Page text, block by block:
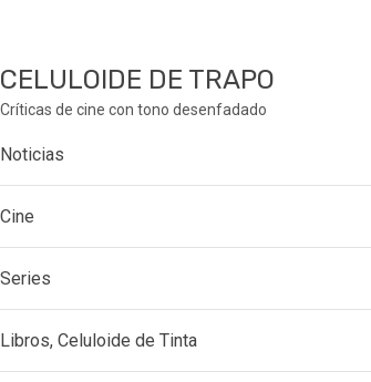
CELULOIDE DE TRAPO
Críticas de cine con tono desenfadado
Noticias
Cine
Series
Libros, Celuloide de Tinta